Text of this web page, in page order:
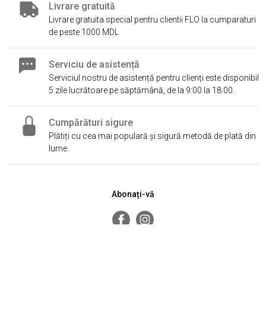
Abonați-vă
Livrare gratuită
Livrare gratuita special pentru clientii FLO la cumparaturi
de peste 1000 MDL
Serviciu de asistență
Serviciul nostru de asistență pentru clienți este disponibil
5 zile lucrătoare pe săptămână, de la 9:00 la 18:00.
Cumpărături sigure
Plătiți cu cea mai populară și sigură metodă de plată din
lume.